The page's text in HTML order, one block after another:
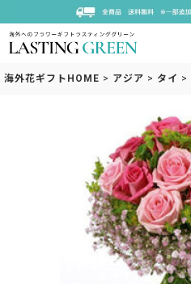
海外花ギフトHOME > アジア > タイ >